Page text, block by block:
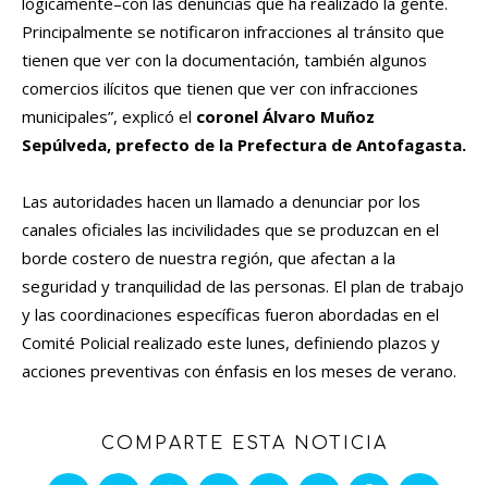
Principalmente se notificaron infracciones al tránsito que
tienen que ver con la documentación, también algunos
comercios ilícitos que tienen que ver con infracciones
municipales”, explicó el coronel Álvaro Muñoz
Sepúlveda, prefecto de la Prefectura de Antofagasta.
Las autoridades hacen un llamado a denunciar por los
canales oficiales las incivilidades que se produzcan en el
borde costero de nuestra región, que afectan a la
seguridad y tranquilidad de las personas. El plan de trabajo
y las coordinaciones específicas fueron abordadas en el
Comité Policial realizado este lunes, definiendo plazos y
acciones preventivas con énfasis en los meses de verano.
COMPARTE ESTA NOTICIA